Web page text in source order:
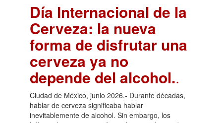
Día Internacional de la
Cerveza: la nueva
forma de disfrutar una
cerveza ya no
depende del alcohol..
Ciudad de México, junio 2026.- Durante décadas,
hablar de cerveza significaba hablar
inevitablemente de alcohol. Sin embargo, los